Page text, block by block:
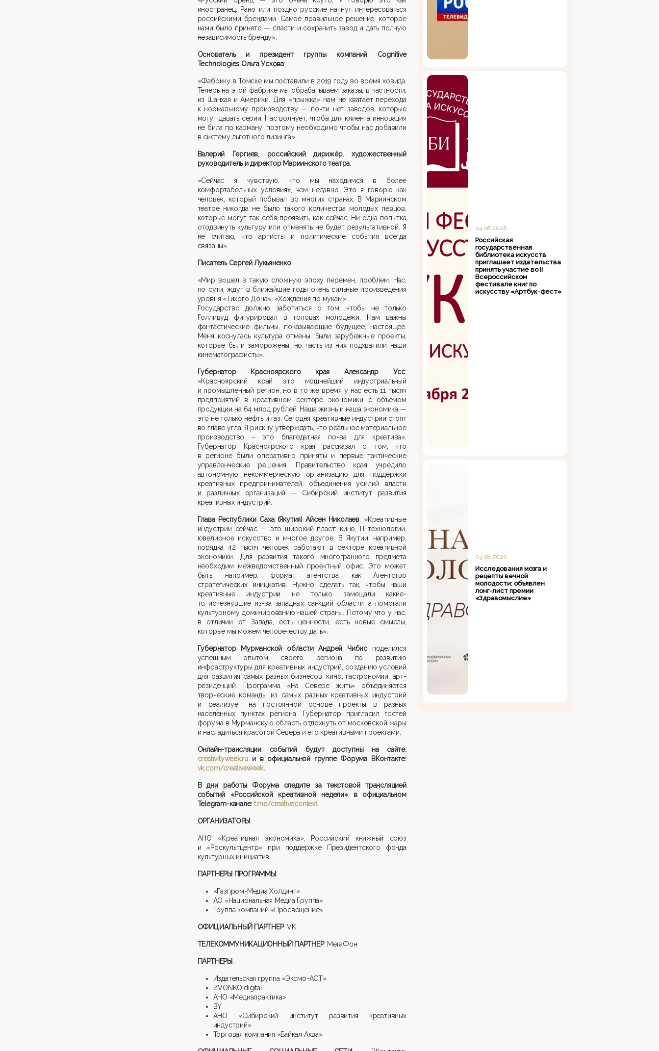
иностранец. Рано или поздно русские начнут интересоваться
российскими брендами. Самое правильное решение, которое
нами было принято — спасти и сохранить завод и дать полную
независимость бренду».
Основатель и президент группы компаний Cognitive
Technologies Ольга Ускова:
«Фабрику в Томске мы поставили в 2019 году во время ковида.
Теперь на этой фабрике мы обрабатываем заказы, в частности,
из Шанхая и Америки. Для «прыжка»‎ нам не хватает перехода
к нормальному производству — почти нет заводов, которые
могут давать серии. Нас волнует, чтобы для клиента инновация
не била по карману, поэтому необходимо чтобы нас добавили
в систему льготного лизинга».
Валерий Гергиев, российский дирижёр, художественный
руководитель и директор Мариинского театра:
«Сейчас я чувствую, что мы находимся в более
комфортабельных условиях, чем недавно. Это я говорю как
человек, который побывал во многих странах. В Мариинском
театре никогда не было такого количества молодых певцов,
которые могут так себя проявить, как сейчас. Ни одна попытка
отодвинуть культуру или отменять не будет результативной. Я
не считаю, что артисты и политические события всегда
связаны».
Писатель Сергей Лукьяненко:
«Мир вошел в такую сложную эпоху перемен, проблем. Нас,
по сути, ждут в ближайшие годы очень сильные произведения
уровня «Тихого Дона»‎, «Хождения по мукам»‎.
Государство должно заботиться о том, чтобы не только
Голливуд фигурировал в головах молодежи. Нам важны
фантастические фильмы, показывающие будущее, настоящее.
Меня коснулась культура отмены. Были зарубежные проекты,
которые были заморожены, но часть из них подхватили наши
кинематографисты».
Губернатор Красноярского края Александр Усс:
«Красноярский край это мощнейший индустриальный
и промышленный регион, но в то же время у нас есть 11 тысяч
предприятий в креативном секторе экономики с объемом
продукции на 64 млрд рублей. Наша жизнь и наша экономика —
это не только нефть и газ. Сегодня креативные индустрии стоят
во главе угла. Я рискну утверждать, что реальное материальное
производство – это благодатная почва для креатива».
Губернатор Красноярского края рассказал о том, что
в регионе были оперативно приняты и первые тактические
управленческие решения. Правительство края учредило
автономную некоммерческую организацию для поддержки
креативных предпринимателей, объединения усилий власти
и различных организаций — Сибирский институт развития
креативных индустрий.
Глава Республики Саха (Якутия) Айсен Николаев: «Креативные
индустрии сейчас — это широкий пласт: кино, IT-технологии,
ювелирное искусство и многое другое. В Якутии, например,
порядка 42 тысяч человек работают в секторе креативной
экономики. Для развития такого многогранного предмета
необходим межведомственный проектный офис. Это может
быть, например, формат агентства, как Агентство
стратегических инициатив. Нужно сделать так, чтобы наши
креативные индустрии не только замещали какие-
то исчезнувшие из-за западных санкций области, а помогали
культурному доминированию нашей страны. Потому что у нас,
в отличии от Запада, есть ценности, есть новые смыслы,
которые мы можем человечеству дать».
Губернатор Мурманской области Андрей Чибисподелился
успешным опытом своего региона по развитию
инфраструктуры для креативных индустрий, созданию условий
для развития самых разных бизнесов: кино, гастрономии, арт-
резиденций. Программа «На Севере жить» объединяется
творческие команды из самых разных креативных индустрий
и реализует на постоянной основе проекты в разных
населенных пунктах региона. Губернатор пригласил гостей
форума в Мурманскую область отдохнуть от московской жары
и насладиться красотой Севера и его креативными проектами.
Онлайн-трансляции событий будут доступны на сайте:
creativityweek.ru и в официальной группе Форума ВКонтакте:
vk.com/creativeweek.
В дни работы Форума следите за текстовой трансляцией
событий «Российской креативной недели» в официальном
Telegram-канале: t.me/creativecontext.
ОРГАНИЗАТОРЫ
АНО «Креативная экономика», Российский книжный союз
и «Роскультцентр» при поддержке Президентского фонда
культурных инициатив.
ПАРТНЕРЫ ПРОГРАММЫ:
«Газпром-Медиа Холдинг»
АО «Национальная Медиа Группа»
Группа компаний «Просвещение»
ОФИЦИАЛЬНЫЙ ПАРТНЕР: VK
ТЕЛЕКОММУНИКАЦИОННЫЙ ПАРТНЕР: МегаФон
ПАРТНЕРЫ:
Издательская группа «Эксмо-АСТ»
ZVONKO digital
АНО «Медиапрактика»
BY
АНО «Сибирский институт развития креативных
индустрий»
Торговая компания «Байкал Аква»
04.08.2026
Российская
государственная
библиотека искусств
приглашает издательства
принять участие во II
Всероссийском
фестивале книг по
искусству «Артбук-фест»
03.08.2026
Исследования мозга и
рецепты вечной
молодости: объявлен
лонг-лист премии
«Здравомыслие»